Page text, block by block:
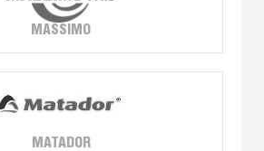
MASSIMO
MATADOR